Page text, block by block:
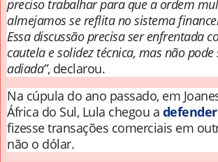
preciso trabalhar para que a ordem
almejamos se reflita no sistema
Essa discussão precisa ser enfrentada
cautela e solidez técnica, mas não pode
adiada”, declarou.
Na cúpula do ano passado, em
África do Sul, Lula chegou a defender
fizesse transações comerciais em
não o dólar.